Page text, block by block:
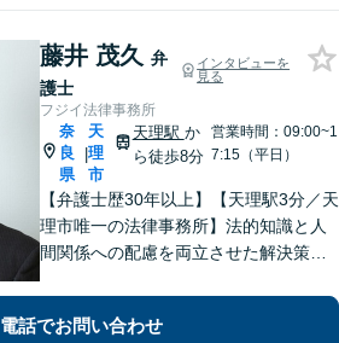
藤井 茂久 弁
護士
インタビューを
見る
フジイ法律事務所
奈
良
県
|
天
理
市
天理駅 か
ら徒歩8分
営業時間：09:00~1
7:15（平日）
【弁護士歴30年以上】【天理駅3分／天
理市唯一の法律事務所】法的知識と人
間関係への配慮を両立させた解決策を
法書士・不動産鑑定士など」相続に関
電話でお問い合わせ